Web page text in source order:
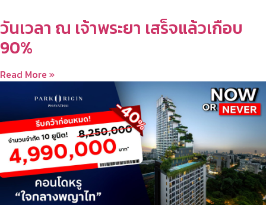
วันเวลา ณ เจ้าพระยา เสร็จแล้วเกือบ
90%
Read More »